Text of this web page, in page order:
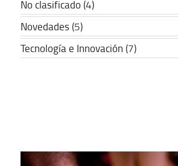
No clasificado (4)
Novedades (5)
Tecnología e Innovación (7)